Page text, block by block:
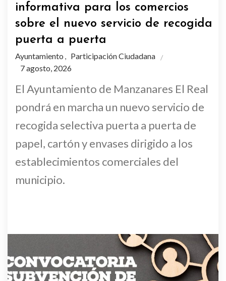
informativa para los comercios
sobre el nuevo servicio de recogida
puerta a puerta
Ayuntamiento , Participación Ciudadana
7 agosto, 2026
El Ayuntamiento de Manzanares El Real
pondrá en marcha un nuevo servicio de
recogida selectiva puerta a puerta de
papel, cartón y envases dirigido a los
establecimientos comerciales del
municipio.